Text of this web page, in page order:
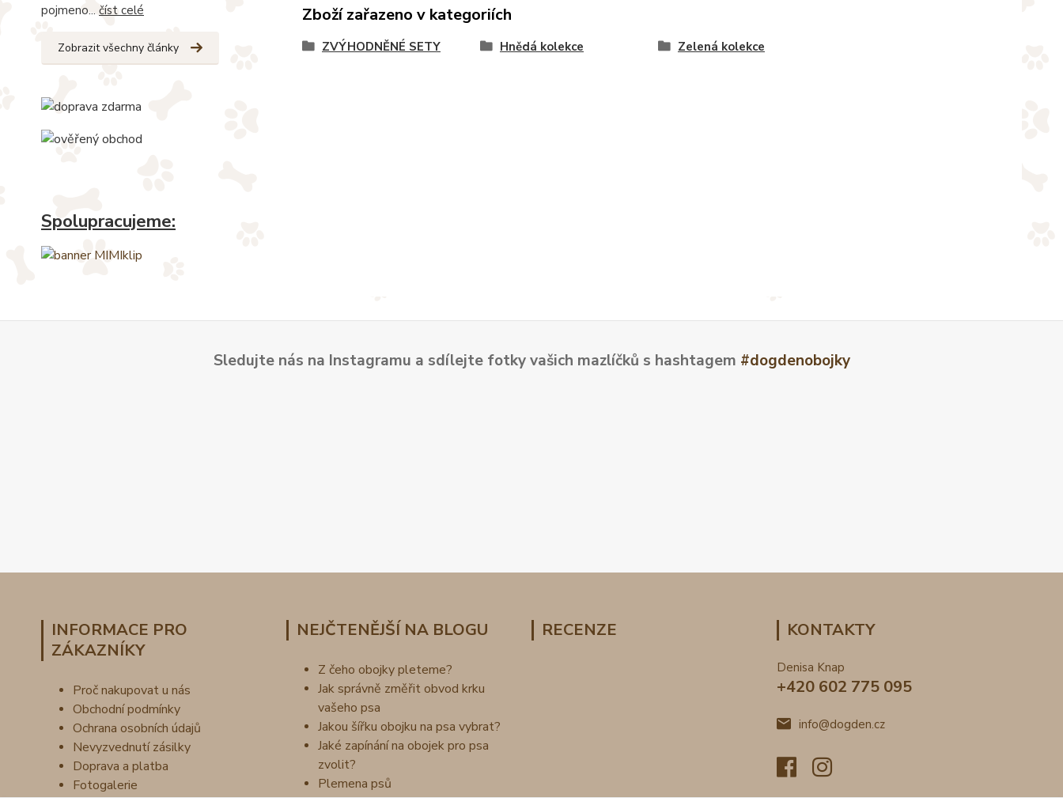
pojmeno... číst celé
Zobrazit všechny články
Spolupracujeme:
Zboží zařazeno v kategoriích
ZVÝHODNĚNÉ SETY Hnědá kolekce Zelená kolekce
Sledujte nás na Instagramu a sdílejte fotky vašich mazlíčků s hashtagem #dogdenobojky
INFORMACE PRO
ZÁKAZNÍKY
Proč nakupovat u nás
Obchodní podmínky
Ochrana osobních údajů
Nevyzvednutí zásilky
Doprava a platba
Fotogalerie
NEJČTENĚJŠÍ NA BLOGU
Z čeho obojky pleteme?
Jak správně změřit obvod krku
vašeho psa
Jakou šířku obojku na psa vybrat?
Jaké zapínání na obojek pro psa
zvolit?
Plemena psů
RECENZE KONTAKTY
Denisa Knap
+420 602 775 095
info@dogden.cz